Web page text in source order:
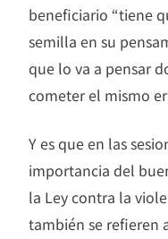
beneficiario “tiene
semilla en su
que lo va a pensar
cometer el mismo
Y es que en las
importancia del
la Ley contra la
también se refieren